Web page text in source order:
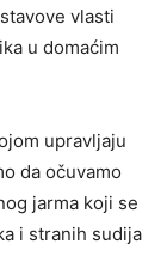
vlasti
u domaćim
upravljaju
da očuvamo
jarma koji se
i stranih sudija